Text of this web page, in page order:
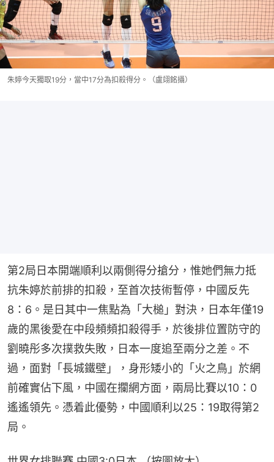
朱婷今天獨取19分，當中17分為扣殺得分。（盧翊銘攝）
第2局日本開端順利以兩側得分搶分，惟她們無力抵
抗朱婷於前排的扣殺，至首次技術暫停，中國反先
8：6。是日其中一焦點為「大槌」對決，日本年僅19
歲的黑後愛在中段頻頻扣殺得手，於後排位置防守的
劉曉彤多次撲救失敗，日本一度追至兩分之差。不
過，面對「長城鐵壁」，身形矮小的「火之鳥」於網
前確實佔下風，中國在攔網方面，兩局比賽以10：0
遙遙領先。憑着此優勢，中國順利以25：19取得第2
局。